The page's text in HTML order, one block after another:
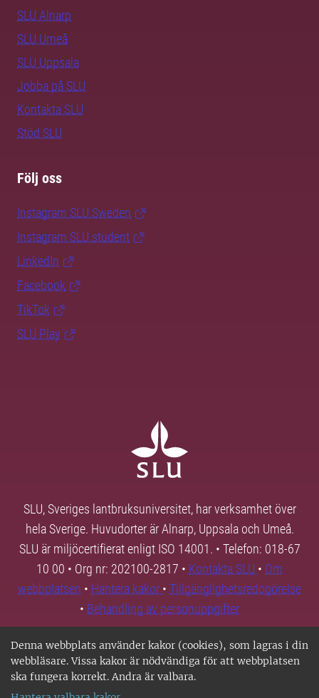
Denna webbplats använder kakor (cookies), som lagras i din
webbläsare. Vissa kakor är nödvändiga för att webbplatsen
ska fungera korrekt. Andra är valbara.
SLU Alnarp
SLU Umeå
SLU Uppsala
Jobba på SLU
Kontakta SLU
Stöd SLU
Följ oss
Instagram SLU.Sweden
Instagram SLU.student
LinkedIn
Facebook
TikTok
SLU Play
SLU, Sveriges lantbruksuniversitet, har verksamhet över
hela Sverige. Huvudorter är Alnarp, Uppsala och Umeå.
SLU är miljöcertifierat enligt ISO 14001. • Telefon: 018-67
10 00 • Org nr: 202100-2817 • Kontakta SLU • Om
webbplatsen • Hantera kakor • Tillgänglighetsredogörelse
• Behandling av personuppgifter